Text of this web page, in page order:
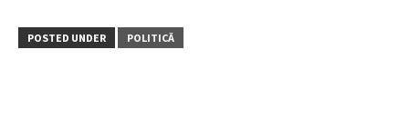
POSTED UNDER POLITICĂ